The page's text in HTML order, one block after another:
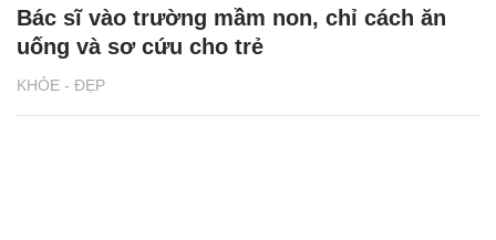
KHỎE - ĐẸP
Bác sĩ vào trường mầm non, chỉ cách ăn
uống và sơ cứu cho trẻ